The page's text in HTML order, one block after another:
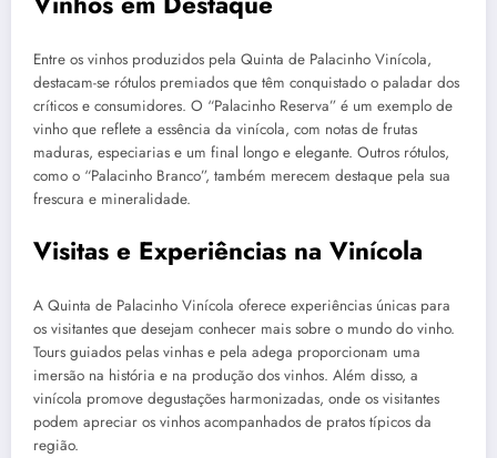
Entre os vinhos produzidos pela Quinta de Palacinho Vinícola,
destacam-se rótulos premiados que têm conquistado o paladar dos
críticos e consumidores. O “Palacinho Reserva” é um exemplo de
vinho que reflete a essência da vinícola, com notas de frutas
maduras, especiarias e um final longo e elegante. Outros rótulos,
como o “Palacinho Branco”, também merecem destaque pela sua
frescura e mineralidade.
Visitas e Experiências na Vinícola
A Quinta de Palacinho Vinícola oferece experiências únicas para
os visitantes que desejam conhecer mais sobre o mundo do vinho.
Tours guiados pelas vinhas e pela adega proporcionam uma
imersão na história e na produção dos vinhos. Além disso, a
vinícola promove degustações harmonizadas, onde os visitantes
podem apreciar os vinhos acompanhados de pratos típicos da
região.